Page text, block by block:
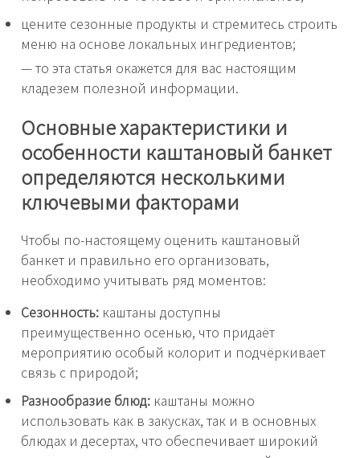
цените сезонные продукты и стремитесь строить
меню на основе локальных ингредиентов;
— то эта статья окажется для вас настоящим
кладезем полезной информации.
Основные характеристики и
особенности каштановый банкет
определяются несколькими
ключевыми факторами
Чтобы по-настоящему оценить каштановый
банкет и правильно его организовать,
необходимо учитывать ряд моментов:
Сезонность: каштаны доступны
преимущественно осенью, что придаёт
мероприятию особый колорит и подчёркивает
связь с природой;
Разнообразие блюд: каштаны можно
использовать как в закусках, так и в основных
блюдах и десертах, что обеспечивает широкий